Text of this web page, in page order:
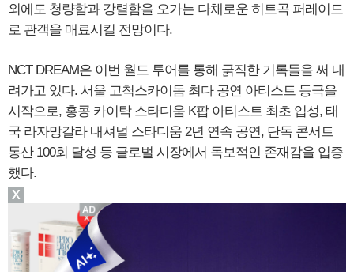
외에도 청량함과 강렬함을 오가는 다채로운 히트곡 퍼레이드
로 관객을 매료시킬 전망이다.
NCT DREAM은 이번 월드 투어를 통해 굵직한 기록들을 써 내
려가고 있다. 서울 고척스카이돔 최다 공연 아티스트 등극을
시작으로, 홍콩 카이탁 스타디움 K팝 아티스트 최초 입성, 태
국 라자망갈라 내셔널 스타디움 2년 연속 공연, 단독 콘서트
통산 100회 달성 등 글로벌 시장에서 독보적인 존재감을 입증
했다.
X